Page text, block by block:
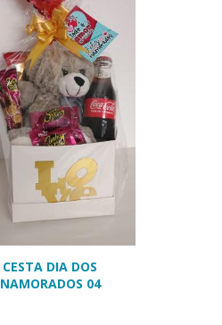
CESTA DIA DOS
NAMORADOS 04